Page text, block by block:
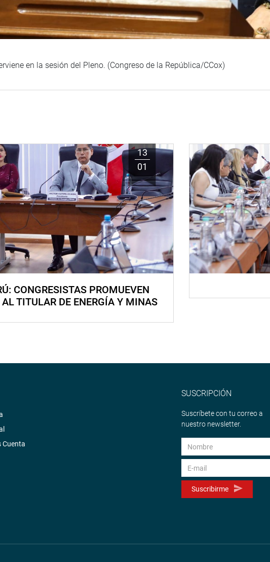
en la sesión del Pleno. (Congreso de la República/CCox)
13
01
CONGRESISTAS PROMUEVEN
TITULAR DE ENERGÍA Y MINAS
Cuenta
SUSCRIPCIÓN
Suscríbete con tu correo a
nuestro newsletter.
Suscribirme